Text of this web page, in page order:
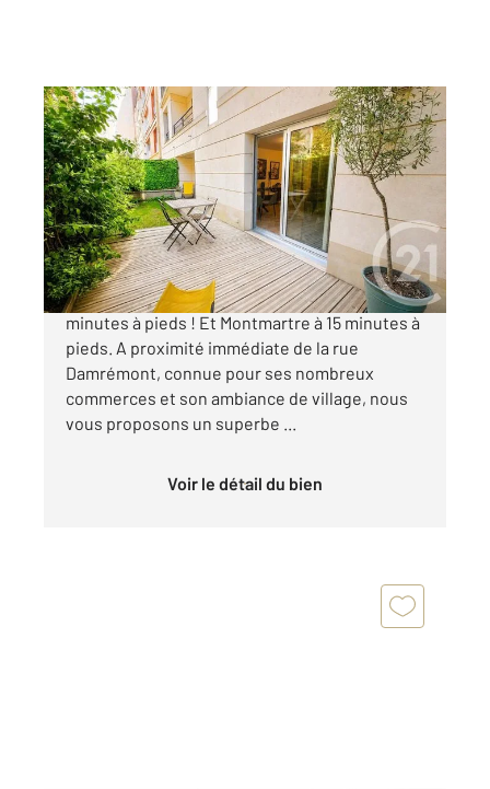
PARIS 75018
65 m2, 3 pièces
Ref : 27944
Appartement F3 à vendre
750 000 €
Métro Jules Joffrin (ligne 12) à seulement 6
minutes à pieds ! Et Montmartre à 15 minutes à
pieds. A proximité immédiate de la rue
Damrémont, connue pour ses nombreux
commerces et son ambiance de village, nous
vous proposons un superbe ...
Voir le détail du bien